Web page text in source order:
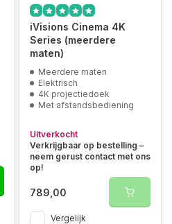
iVisions Cinema 4K
Series (meerdere
maten)
Meerdere maten
Elektrisch
4K projectiedoek
Met afstandsbediening
Uitverkocht
Verkrijgbaar op bestelling –
neem gerust contact met ons
op!
789,00
Vergelijk